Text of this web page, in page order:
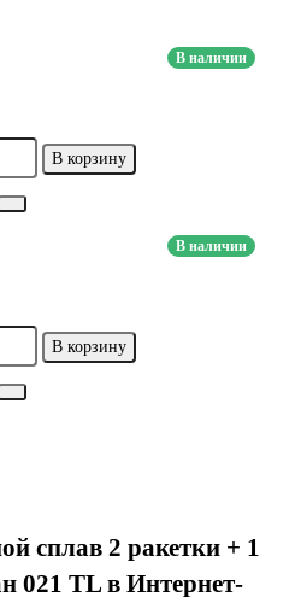
В наличии
В корзину
В наличии
В корзину
сплав 2 ракетки + 1
021 TL в Интернет-